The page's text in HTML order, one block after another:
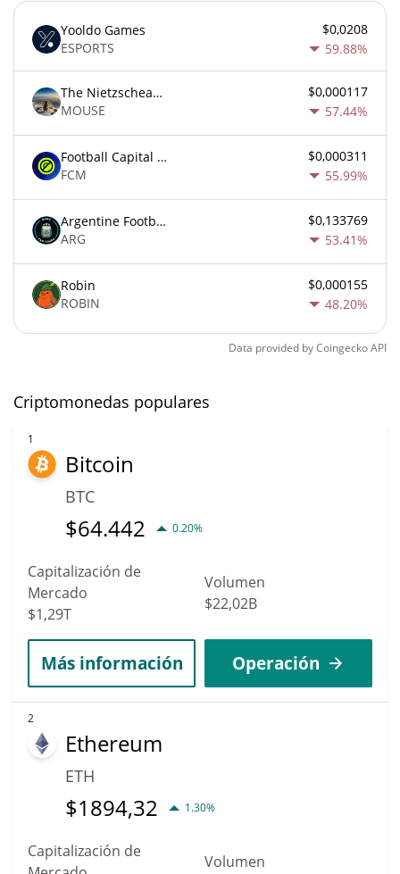
Yooldo Games
ESPORTS
$0,0208
59.88%
The Nietzschean Mouse
MOUSE
$0,000117
57.44%
Football Capital Markets
FCM
$0,000311
55.99%
Argentine Football Association Fan Token
ARG
$0,133769
53.41%
Robin
ROBIN
$0,000155
48.20%
Data provided byCoingeckoAPI
Criptomonedas populares
1
Bitcoin
BTC
$64.442 0.20%
Capitalización de
Mercado
$1,29T
Volumen
$22,02B
Más información Operación
2
Ethereum
ETH
$1894,32 1.30%
Capitalización de
Volumen